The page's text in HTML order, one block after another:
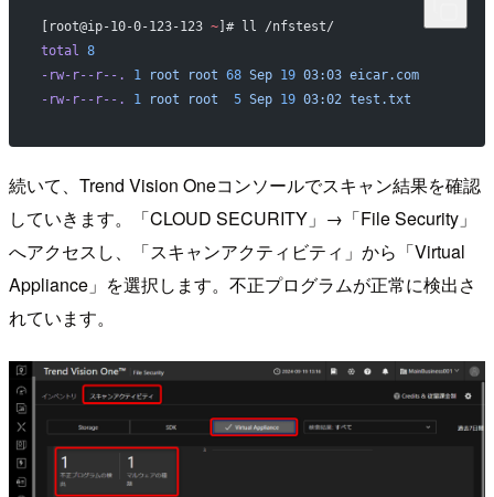
[root@ip-10-0-123-123 ~]# ll /nfstest/
total
8
-rw-r--r--.
1 root root 68 Sep 19 03:03 eicar.com
-rw-r--r--.
1 root root
  5
Sep 19 03:02 test.txt
続いて、Trend Vision Oneコンソールでスキャン結果を確認
していきます。「CLOUD SECURITY」→「File Security」
へアクセスし、「スキャンアクティビティ」から「Virtual
Appliance」を選択します。不正プログラムが正常に検出さ
れています。